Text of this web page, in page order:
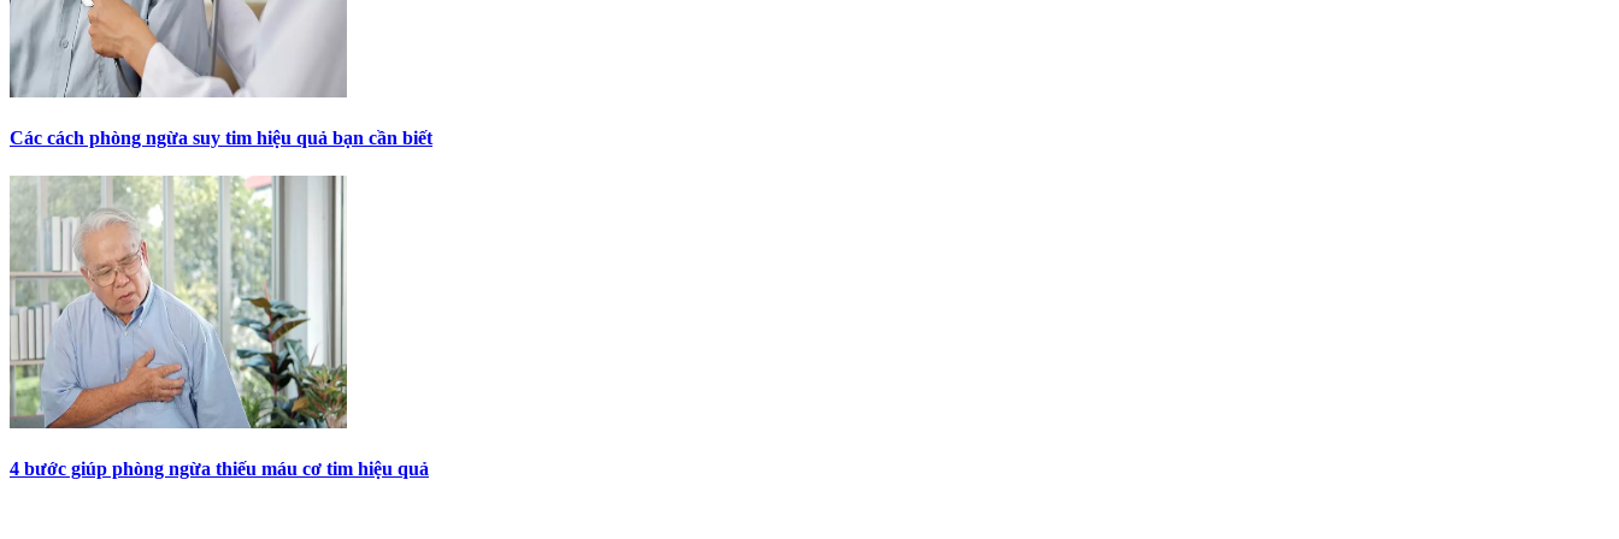
Các cách phòng ngừa suy tim hiệu quả bạn cần biết
4 bước giúp phòng ngừa thiếu máu cơ tim hiệu quả